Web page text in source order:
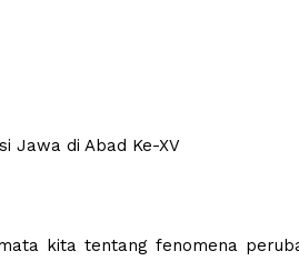
Jawa di Abad Ke-XV
kita tentang fenomena